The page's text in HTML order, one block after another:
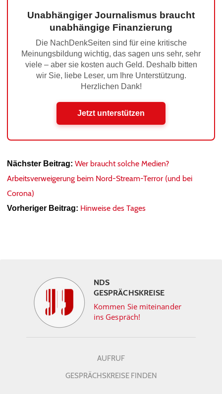
Unabhängiger Journalismus braucht
unabhängige Finanzierung
Die NachDenkSeiten sind für eine kritische
Meinungsbildung wichtig, das sagen uns sehr, sehr
viele – aber sie kosten auch Geld. Deshalb bitten
wir Sie, liebe Leser, um Ihre Unterstützung.
Herzlichen Dank!
Jetzt unterstützen
Nächster Beitrag: Wer braucht solche Medien?
Arbeitsverweigerung beim Nord-Stream-Terror (und bei
Corona)
Vorheriger Beitrag: Hinweise des Tages
NDS
GESPRÄCHSKREISE
Kommen Sie miteinander
ins Gespräch!
AUFRUF
GESPRÄCHSKREISE FINDEN